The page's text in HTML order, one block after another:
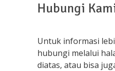
Hubungi
Untuk informasi
hubungi melalui
diatas, atau bisa